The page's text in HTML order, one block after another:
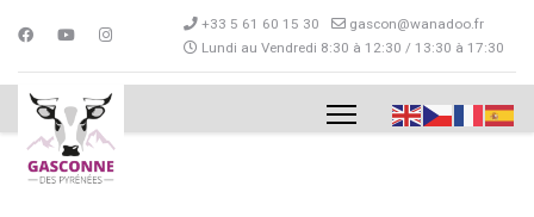
+33 5 61 60 15 30
gascon@wanadoo.fr
Lundi au Vendredi 8:30 à 12:30 / 13:30 à 17:30